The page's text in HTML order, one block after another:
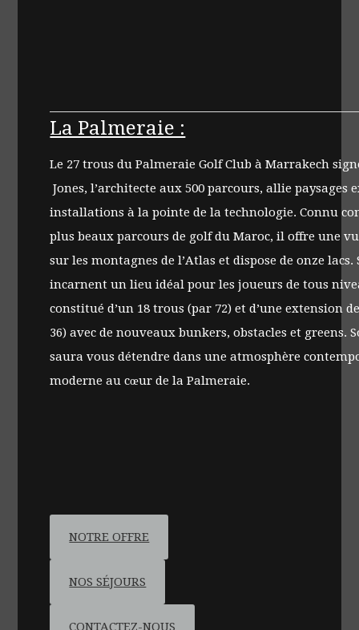
La Palmeraie :
Le 27 trous du Palmeraie Golf Club à Marrakech
Jones, l’architecte aux 500 parcours, allie paysages
installations à la pointe de la technologie. Connu
plus beaux parcours de golf du Maroc, il offre une
sur les montagnes de l’Atlas et dispose de onze lacs.
incarnent un lieu idéal pour les joueurs de tous
constitué d’un 18 trous (par 72) et d’une extension
36) avec de nouveaux bunkers, obstacles et greens.
saura vous détendre dans une atmosphère
moderne au cœur de la Palmeraie.
NOTRE OFFRE
NOS SÉJOURS
CONTACTEZ-NOUS